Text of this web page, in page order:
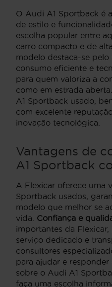
O Audi A1 Sportback é
de estilo e
escolha popular entre
carro compacto e de
modelo destaca-se pelo
consumo eficiente e
para quem valoriza a
como em estrada
A1 Sportback usado,
com excelente
inovação tecnológica.
Vantagens de
A1 Sportback
A Flexicar oferece uma
Sportback usados,
modelo que melhor se
vida. Confiança e
importantes da
serviço dedicado e
consultores
para ajudar e
sobre o Audi A1
faça uma escolha